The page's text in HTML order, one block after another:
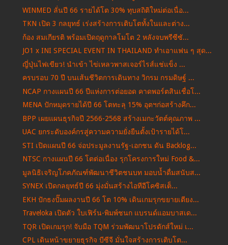
WINMED ลั่นปี 66 รายได้โต 30% ทุบสถิติใหม่ต่อเนื่อ...
TKN เปิด 3 กลยุทธ์ เร่งสร้างการเติบโตทั้งในและต่าง...
ก้อง สมเกียรติ พร้อมเปิดฤดูกาลโมโต 2 หลังจบพรีซีซั...
JO1 x INI SPECIAL EVENT IN THAILAND ทำเอาแฟน ๆ สุด...
ญี่ปุ่นไฟเขียว! นำเข้า ไข่เหลวพาสเจอร์ไรส์แช่แข็ง ...
ครบรอบ 70 ปี บนเส้นชีวิตการเดินทาง วิกรม กรมดิษฐ์ ...
NCAP กางแผนปี 66 ปีแห่งการต่อยอด คาดพอร์ตสินเชื่อโ...
MENA ปักหมุดรายได้ปี 66 โตทะลุ 15% อุตฯก่อสร้างคึก...
BPP เผยแผนธุรกิจปี 2566-2568 สร้างเมกะวัตต์คุณภาพ ...
UAC ยกระดับองค์กรสู่ความความยั่งยืนตั้งเป้ารายได้โ...
STI เปิดแผนปี 66 จ่อประมูลงานรัฐ-เอกชน ดัน Backlog...
NTSC กางแผนปี 66 โตต่อเนื่อง รุกโครงการใหม่ Food &...
มูลนิธิเจริญโภคภัณฑ์พัฒนาชีวิตชนบท มอบน้ำดื่มสนับส...
SYNEX เปิดกลยุทธ์ปี 66 มุ่งมั่นสร้างไอทีอีโคซิสเต็...
EKH ปักธงปั๊มผลงานปี 66 โต 10% เดินเกมรุกขยายเตียง...
Traveloka เปิดตัว ใบเฟิร์น-พิมพ์ชนก แบรนด์แอมบาสเด...
TQR เปิดเกมรุก! จับมือ TQM ร่วมพัฒนาโปรดักส์ใหม่ เ...
CPL เดินหน้าขยายธุรกิจ บีซีจี มั่นใจสร้างการเติบโต...